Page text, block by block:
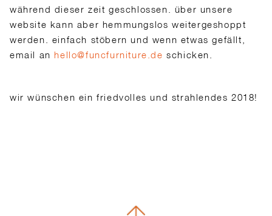
während dieser zeit geschlossen. über unsere
website kann aber hemmungslos weitergeshoppt
werden. einfach stöbern und wenn etwas gefällt,
email anhello@funcfurniture.de schicken.
wir wünschen ein friedvolles und strahlendes 2018!